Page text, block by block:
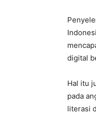
digital
Hal itu
pada
literasi